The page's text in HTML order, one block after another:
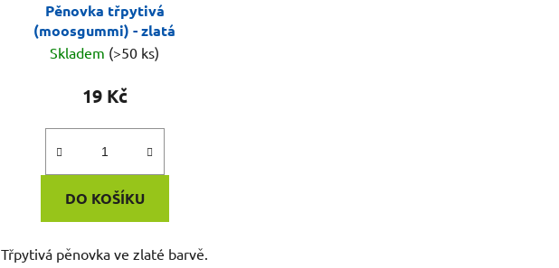
Pěnovka třpytivá
(moosgummi) - zlatá
Skladem (>50 ks)
19 Kč
DO KOŠÍKU
Třpytivá pěnovka ve zlaté barvě.